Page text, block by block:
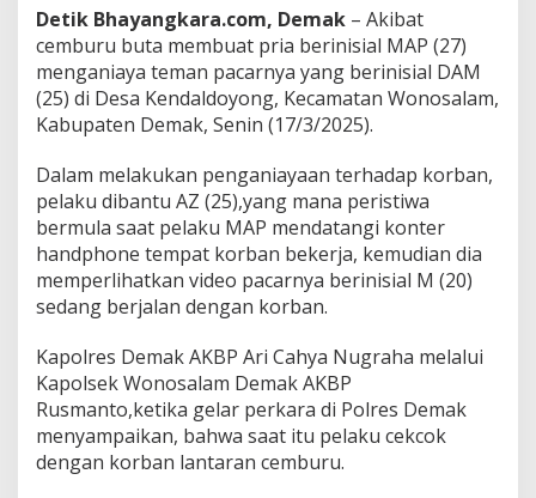
r
a
n
g
P
r
a
d
i
D
e
m
a
T
e
g
a
A
n
Detik Bhayangkara.com, Demak – Akibat
cemburu buta membuat pria berinisial MAP (27)
menganiaya teman pacarnya yang berinisial DAM
(25) di Desa Kendaldoyong, Kecamatan Wonosalam,
Kabupaten Demak, Senin (17/3/2025).
Dalam melakukan penganiayaan terhadap korban,
pelaku dibantu AZ (25),yang mana peristiwa
bermula saat pelaku MAP mendatangi konter
handphone tempat korban bekerja, kemudian dia
memperlihatkan video pacarnya berinisial M (20)
sedang berjalan dengan korban.
Kapolres Demak AKBP Ari Cahya Nugraha melalui
Kapolsek Wonosalam Demak AKBP
Rusmanto,ketika gelar perkara di Polres Demak
menyampaikan, bahwa saat itu pelaku cekcok
dengan korban lantaran cemburu.